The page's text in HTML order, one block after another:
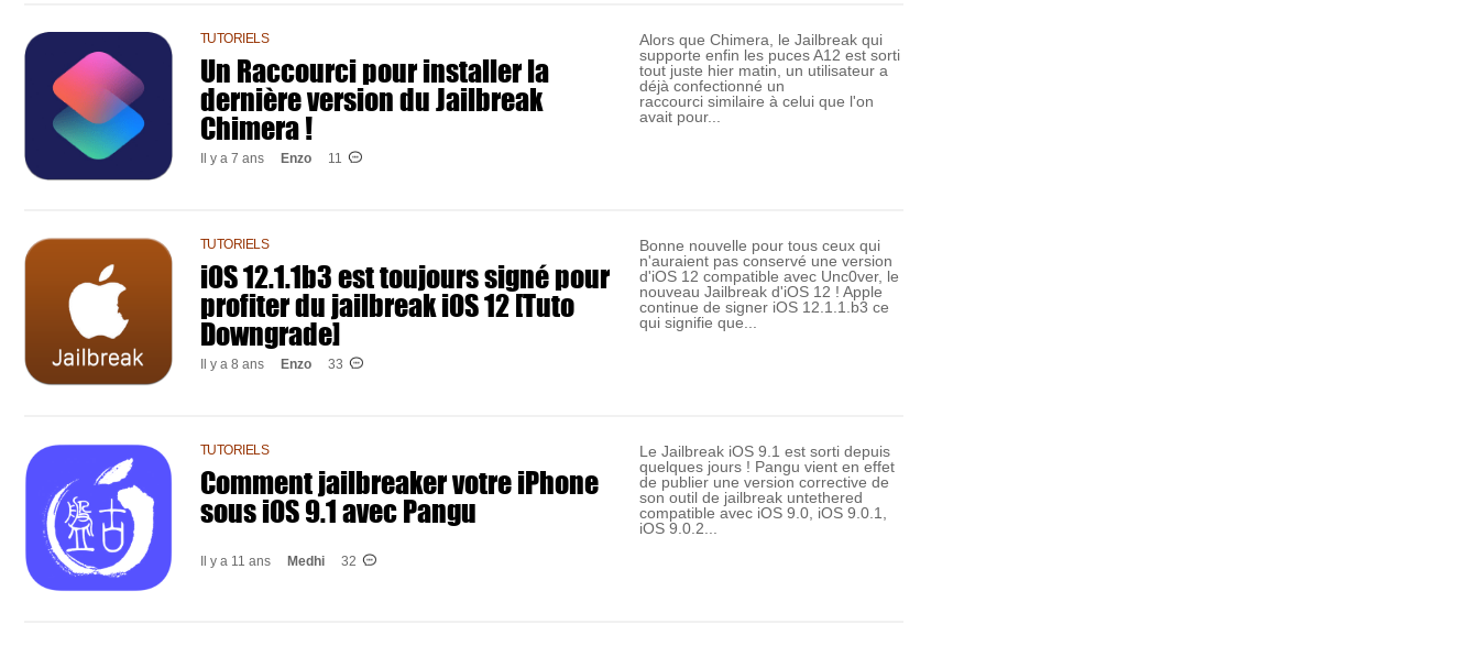
TUTORIELS
Un Raccourci pour installer la
dernière version du Jailbreak
Chimera !
Il y a 7 ans Enzo 11
Alors que Chimera, le Jailbreak qui
supporte enfin les puces A12 est sorti
tout juste hier matin, un utilisateur a
déjà confectionné un
raccourci similaire à celui que l'on
avait pour...
TUTORIELS
iOS 12.1.1b3 est toujours signé pour
profiter du jailbreak iOS 12 [Tuto
Downgrade]
Il y a 8 ans Enzo 33
Bonne nouvelle pour tous ceux qui
n'auraient pas conservé une version
d'iOS 12 compatible avec Unc0ver, le
nouveau Jailbreak d'iOS 12 ! Apple
continue de signer iOS 12.1.1.b3 ce
qui signifie que...
TUTORIELS
Comment jailbreaker votre iPhone
sous iOS 9.1 avec Pangu
Il y a 11 ans Medhi 32
Le Jailbreak iOS 9.1 est sorti depuis
quelques jours ! Pangu vient en effet
de publier une version corrective de
son outil de jailbreak untethered
compatible avec iOS 9.0, iOS 9.0.1,
iOS 9.0.2...